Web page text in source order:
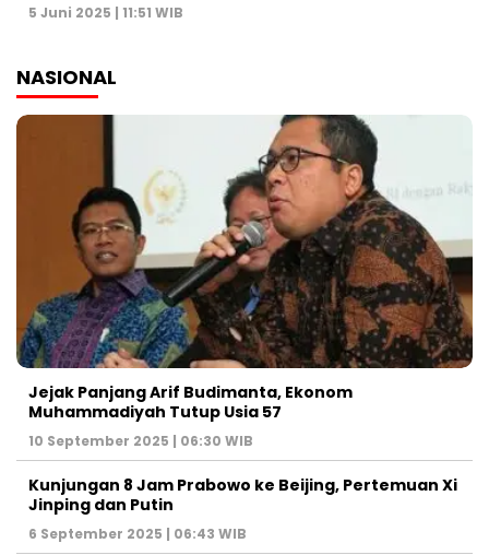
5 Juni 2025 | 11:51 WIB
NASIONAL
Jejak Panjang Arif Budimanta, Ekonom
Muhammadiyah Tutup Usia 57
10 September 2025 | 06:30 WIB
Kunjungan 8 Jam Prabowo ke Beijing, Pertemuan Xi
Jinping dan Putin
6 September 2025 | 06:43 WIB